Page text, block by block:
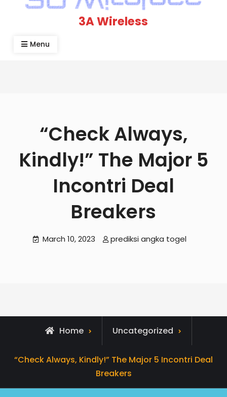
3A Wireless
Menu
“Check Always,
Kindly!” The Major 5
Incontri Deal
Breakers
March 10, 2023 prediksi angka togel
Home Uncategorized
“Check Always, Kindly!” The Major 5 Incontri Deal
Breakers